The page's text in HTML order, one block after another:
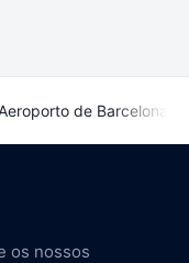
de Barcelona
os nossos